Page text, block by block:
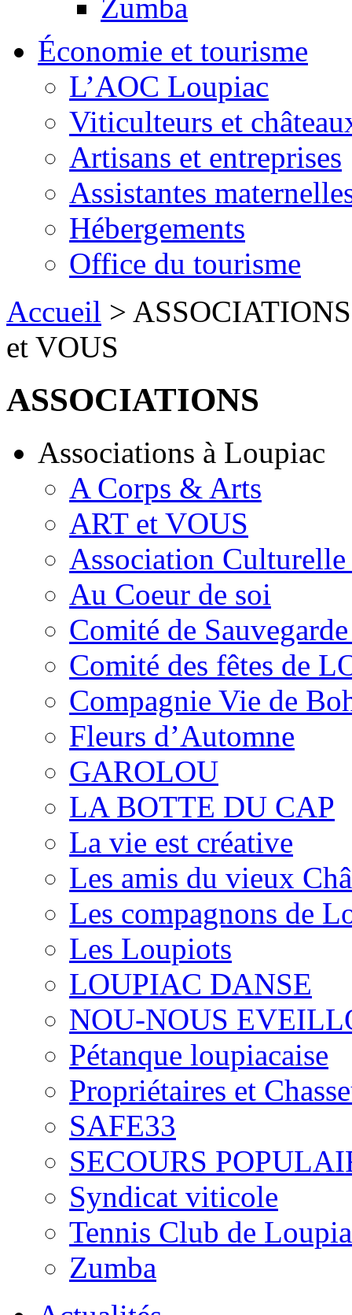
Zumba
Économie et tourisme
L’AOC Loupiac
Viticulteurs et
Artisans et entreprises
Assistantes
Hébergements
Office du tourisme
Accueil >
et VOUS
ASSOCIATIONS
Associations à Loupiac
A Corps & Arts
ART et VOUS
Association
Au Coeur de soi
Comité de
Comité des fêtes de
Compagnie Vie de
Fleurs d’Automne
GAROLOU
LA BOTTE DU CAP
La vie est créative
Les amis du vieux
Les compagnons de
Les Loupiots
LOUPIAC DANSE
NOU-NOUS
Pétanque loupiacaise
Propriétaires et
SAFE33
SECOURS
Syndicat viticole
Tennis Club de
Zumba